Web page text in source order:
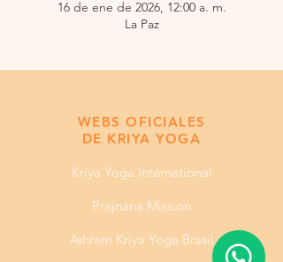
16 de ene de 2026, 12:00 a. m.
La Paz
​​WEBS OFICIALES
DE KRIYA YOGA
Kriya Yoga International
Prajnana Mission
Ashram Kriya Yoga Brasil